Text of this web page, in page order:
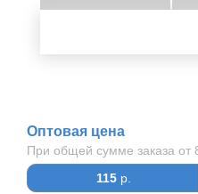
Оптовая цена
При общей сумме заказа от
115р.